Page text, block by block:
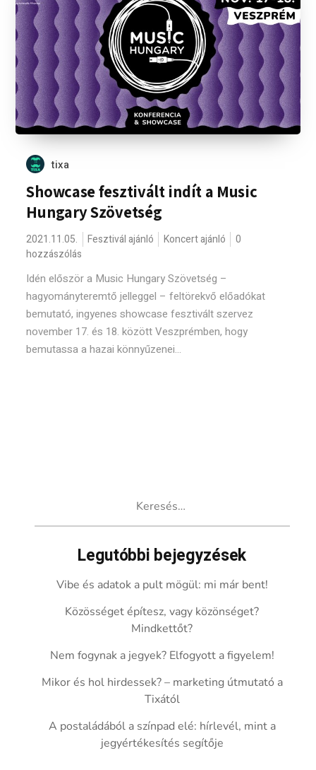
tixa
Showcase fesztivált indít a Music
Hungary Szövetség
2021.11.05. Fesztivál ajánló Koncert ajánló
0
hozzászólás
Idén először a Music Hungary Szövetség –
hagyományteremtő jelleggel – feltörekvő előadókat
bemutató, ingyenes showcase fesztivált szervez
november 17. és 18. között Veszprémben, hogy
bemutassa a hazai könnyűzenei...
Legutóbbi bejegyzések
Vibe és adatok a pult mögül: mi már bent!
Közösséget építesz, vagy közönséget?
Mindkettőt?
Nem fogynak a jegyek? Elfogyott a figyelem!
Mikor és hol hirdessek? – marketing útmutató a
Tixától
A postaládából a színpad elé: hírlevél, mint a
jegyértékesítés segítője